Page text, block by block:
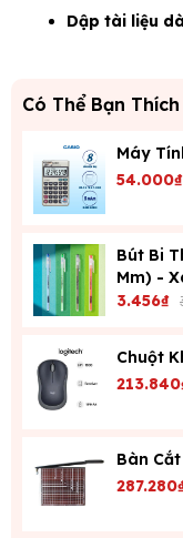
Dập tài liệu
Có Thể Bạn Thích
Máy
54.000₫
Bút Bi
Mm) -
3.456₫
Chuột
Bàn